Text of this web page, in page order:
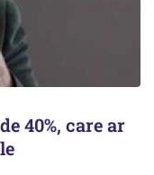
40%, care ar